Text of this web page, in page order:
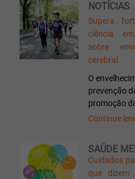
NOTÍCIAS
Supera
ciência
sobre
cerebral
O
prevenção
promoção
Continue
SAÚDE
Cuidados
que dizem